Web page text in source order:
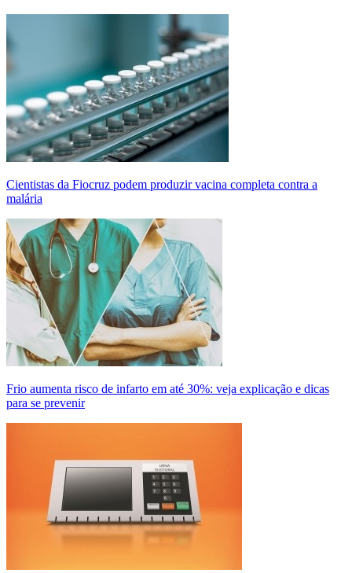
Cientistas da Fiocruz podem produzir vacina completa contra a
malária
Frio aumenta risco de infarto em até 30%: veja explicação e dicas
para se prevenir